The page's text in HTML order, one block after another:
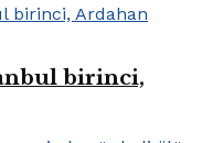
birinci,